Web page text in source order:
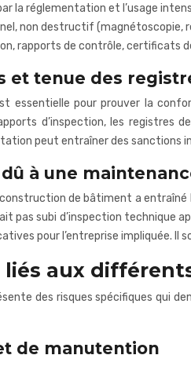
la réglementation et l’usage
non destructif (magnétoscopie,
rapports de contrôle, certificats
et tenue des
essentielle pour prouver la
d’inspection, les
peut entraîner des sanctions
à une
de bâtiment a entraîné
pas subi d’inspection technique
pour l’entreprise impliquée.
liés aux
des risques spécifiques qui
de manutention